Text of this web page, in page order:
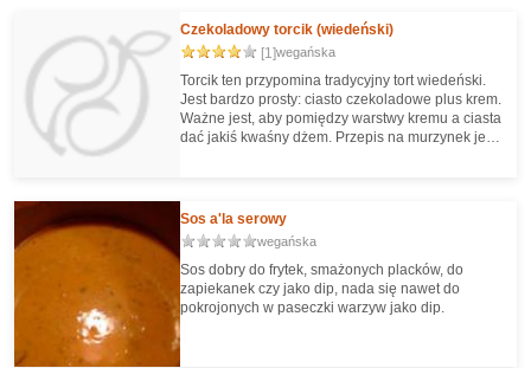
Czekoladowy torcik (wiedeński)
[1]wegańska
Torcik ten przypomina tradycyjny tort wiedeński.
Jest bardzo prosty: ciasto czekoladowe plus krem.
Ważne jest, aby pomiędzy warstwy kremu a ciasta
dać jakiś kwaśny dżem. Przepis na murzynek jest
Sos a'la serowy
wegańska
Sos dobry do frytek, smażonych placków, do
zapiekanek czy jako dip, nada się nawet do
pokrojonych w paseczki warzyw jako dip.